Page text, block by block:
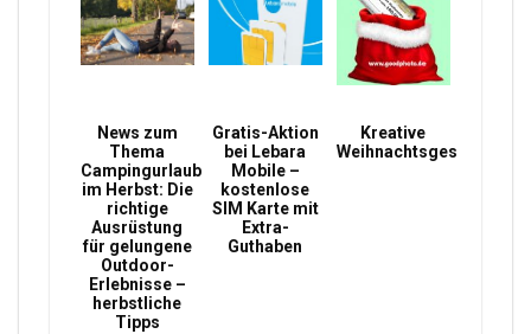
News zum
Thema
Campingurlaub
im Herbst: Die
richtige
Ausrüstung
für gelungene
Outdoor-
Erlebnisse –
herbstliche
Tipps
Gratis-Aktion
bei Lebara
Mobile –
kostenlose
SIM Karte mit
Extra-
Guthaben
Kreative
Weihnachtsgeschenke